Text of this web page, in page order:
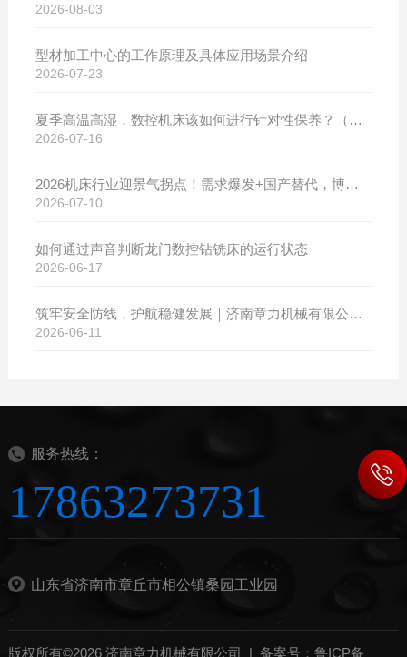
2026-08-03
型材加工中心的工作原理及具体应用场景介绍
2026-07-23
夏季高温高湿，数控机床该如何进行针对性保养？（附冬夏维保异同对比）
2026-07-16
2026机床行业迎景气拐点！需求爆发+国产替代，博斯曼数控设备产销两旺发货忙
2026-07-10
如何通过声音判断龙门数控钻铣床的运行状态
2026-06-17
筑牢安全防线，护航稳健发展｜济南章力机械有限公司开展2026年安全生产月系列活动
2026-06-11
服务热线：
17863273731
山东省济南市章丘市相公镇桑园工业园
版权所有©2026 济南章力机械有限公司 | 备案号：鲁ICP备